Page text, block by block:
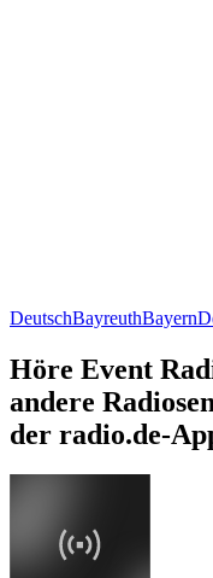
DeutschBayreuthBayern
Höre Event
andere
der radio.de-